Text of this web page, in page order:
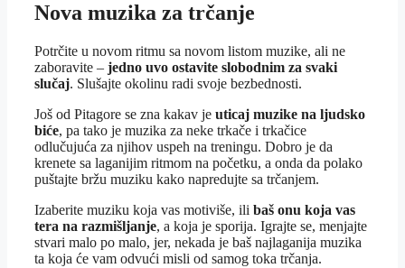
Nova muzika za trčanje
Potrčite u novom ritmu sa novom listom muzike, ali ne
zaboravite – jedno uvo ostavite slobodnim za svaki
slučaj. Slušajte okolinu radi svoje bezbednosti.
Još od Pitagore se zna kakav je uticaj muzike na ljudsko
biće, pa tako je muzika za neke trkače i trkačice
odlučujuća za njihov uspeh na treningu. Dobro je da
krenete sa laganijim ritmom na početku, a onda da polako
puštajte bržu muziku kako napredujte sa trčanjem.
Izaberite muziku koja vas motiviše, ili baš onu koja vas
tera na razmišljanje, a koja je sporija. Igrajte se, menjajte
stvari malo po malo, jer, nekada je baš najlaganija muzika
ta koja će vam odvući misli od samog toka trčanja.